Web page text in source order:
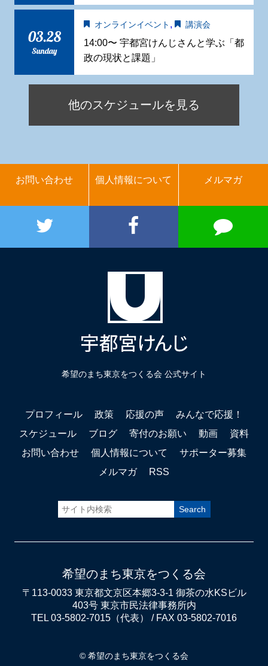
03.28
Sunday
オンラインイベント , 講演会
14:00〜 宇都宮けんじさんと学ぶ「都
政の現状と課題」
他のスケジュールを見る
お問い合わせ 個人情報について メルマガ
希望のまち東京をつくる会 公式サイト
プロフィール 政策 応援の声
みんなで応援！
スケジュール
ブログ 寄付のお願い 動画
資料
お問い合わせ
個人情報について
サポーター募集
メルマガ
RSS
希望のまち東京をつくる会
〒113-0033 東京都文京区本郷3-3-1 御茶の水KSビル
403号 東京市民法律事務所内
TEL 03-5802-7015（代表） / FAX 03-5802-7016
© 希望のまち東京をつくる会